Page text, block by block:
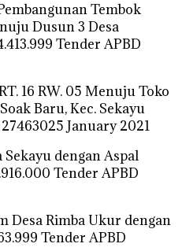
Tembok
Dusun 3 Desa
Tender APBD
16 RW. 05 Menuju Toko
Baru, Kec. Sekayu
January 2021
dengan Aspal
Tender APBD
Desa Rimba Ukur dengan
Tender APBD